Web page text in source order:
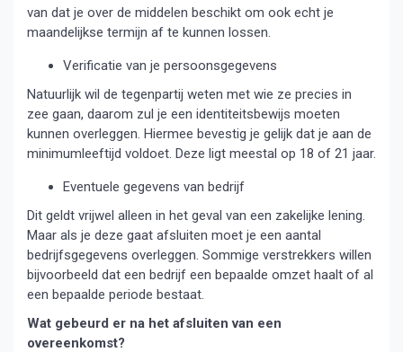
van dat je over de middelen beschikt om ook echt je
maandelijkse termijn af te kunnen lossen.
Verificatie van je persoonsgegevens
Natuurlijk wil de tegenpartij weten met wie ze precies in
zee gaan, daarom zul je een identiteitsbewijs moeten
kunnen overleggen. Hiermee bevestig je gelijk dat je aan de
minimumleeftijd voldoet. Deze ligt meestal op 18 of 21 jaar.
Eventuele gegevens van bedrijf
Dit geldt vrijwel alleen in het geval van een zakelijke lening.
Maar als je deze gaat afsluiten moet je een aantal
bedrijfsgegevens overleggen. Sommige verstrekkers willen
bijvoorbeeld dat een bedrijf een bepaalde omzet haalt of al
een bepaalde periode bestaat.
Wat gebeurd er na het afsluiten van een
overeenkomst?